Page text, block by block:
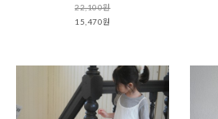
22,100원
15,470원